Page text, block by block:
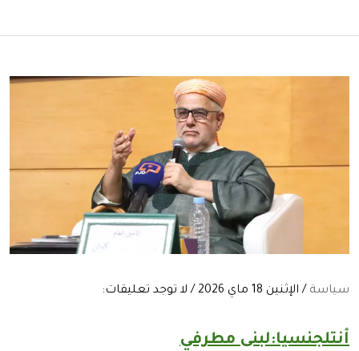
سياسة / الإثنين 18 ماي 2026 / لا توجد تعليقات:
أنتلجنسيا:لبنى مطرفي